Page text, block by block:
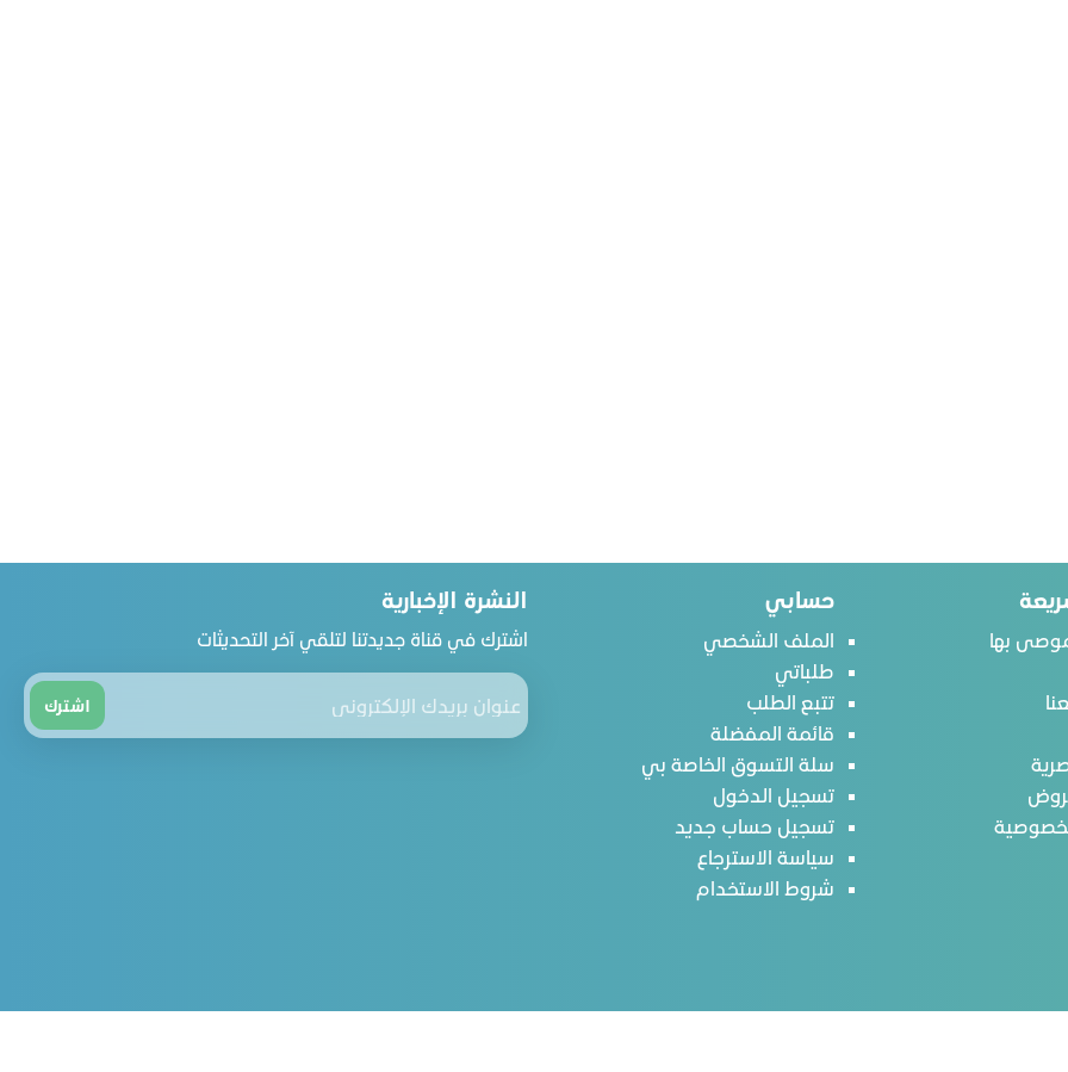
بها
حسابي
الملف الشخصي
طلباتي
تتبع الطلب
قائمة المفضلة
سلة التسوق الخاصة بي
تسجيل الدخول
تسجيل حساب جديد
سياسة الاسترجاع
شروط الاستخدام
النشرة الإخبارية
اشترك في قناة جديدتنا لتلقي آخر التحديثات
اشترك